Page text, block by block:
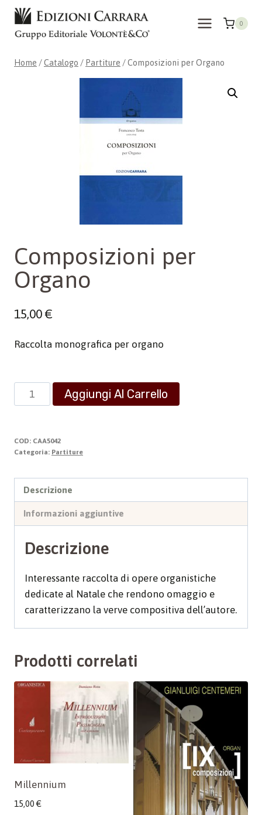
Salta
contenuto
0
Home /Catalogo / Partiture /Composizioni per Organo
Composizioni per
Organo
15,00€
Raccolta monografica per organo
Composizioni
per
quantità
Aggiungi Al Carrello
COD: CAA5042
Categoria: Partiture
Descrizione
Informazioni aggiuntive
Descrizione
Interessante raccolta di opere organistiche
dedicate al Natale che rendono omaggio e
caratterizzano la verve compositiva dell’autore.
Prodotti correlati
Millennium
15,00 €